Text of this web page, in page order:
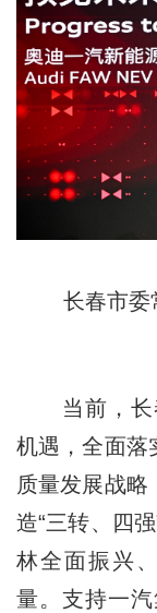
长春市委常
当前，长
机遇，全面落
质量发展战略
造“三转、四
林全面振兴
量。支持一